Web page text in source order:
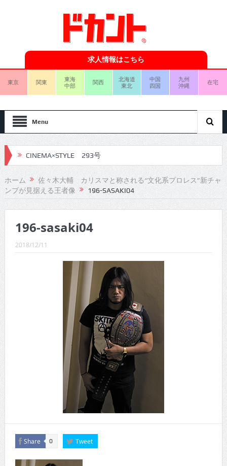
求人情報はこちら
東京 関東
東海
中部
関西
北海道
東北
中国
四国
九州
沖縄
在宅
Menu
CINEMA×STYLE 293号
CINEMA×STYLE 292号
CINEMA×STYLE 291号
CINEMA×STYLE 289号
CINEMA×STYLE 287号
CINEMA×STYLE 286号
CINEMA×STYLE 285号
CINEMA×STYLE 294号
ホーム
佐々木大輔 カリスマと称される“文化系プロレス”新チャ
ンプが見据える王者像
196-SASAKI04
196-sasaki04
2018/12/11
Share 0 Tweet